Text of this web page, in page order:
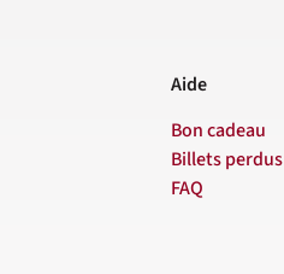
Aide
Bon cadeau
Billets perdus
FAQ